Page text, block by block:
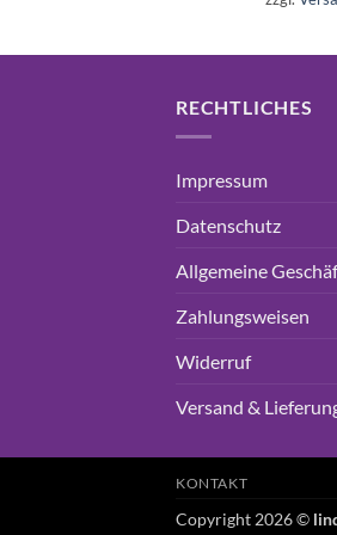
RECHTLICHES
Impressum
Datenschutz
Allgemeine
Zahlungsweisen
Widerruf
Versand &
KONTAKT
Copyright 2026 ©